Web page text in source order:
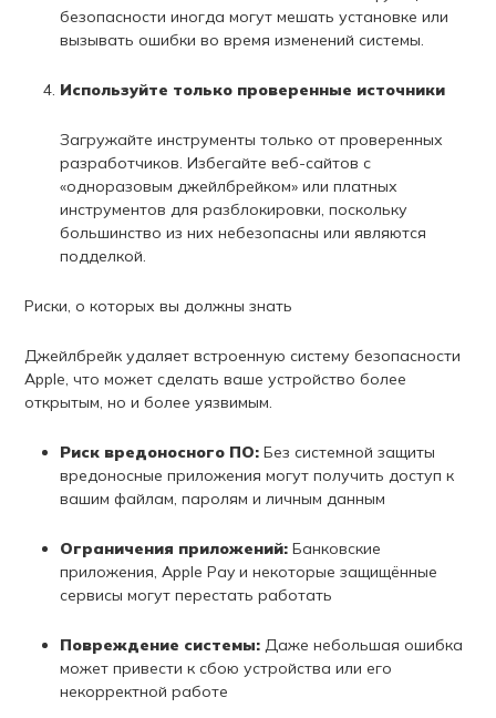
безопасности иногда могут мешать установке или
вызывать ошибки во время изменений системы.
Используйте только проверенные источники
Загружайте инструменты только от проверенных
разработчиков. Избегайте веб-сайтов с
«одноразовым джейлбрейком» или платных
инструментов для разблокировки, поскольку
большинство из них небезопасны или являются
подделкой.
Риски, о которых вы должны знать
Джейлбрейк удаляет встроенную систему безопасности
Apple, что может сделать ваше устройство более
открытым, но и более уязвимым.
Риск вредоносного ПО:Без системной защиты
вредоносные приложения могут получить доступ к
вашим файлам, паролям и личным данным
Ограничения приложений:Банковские
приложения, Apple Pay и некоторые защищённые
сервисы могут перестать работать
Повреждение системы:Даже небольшая ошибка
может привести к сбою устройства или его
некорректной работе